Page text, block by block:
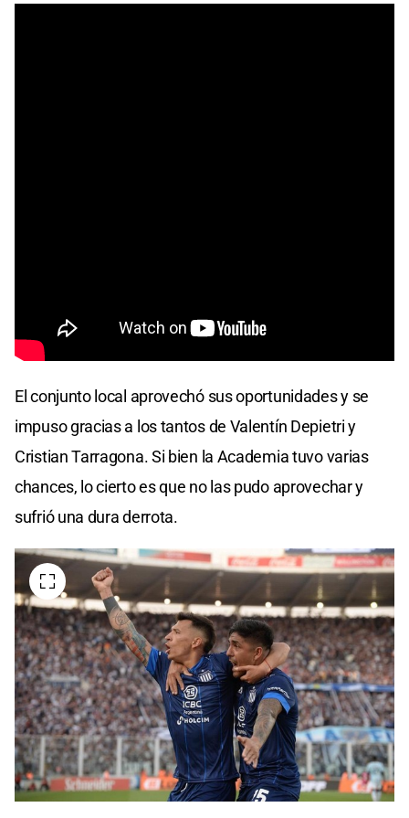
El conjunto local aprovechó sus oportunidades y se
impuso gracias a los tantos de Valentín Depietri y
Cristian Tarragona. Si bien la Academia tuvo varias
chances, lo cierto es que no las pudo aprovechar y
sufrió una dura derrota.